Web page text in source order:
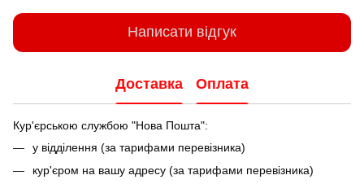
Написати відгук
Доставка Оплата
Кур'єрською службою "Нова Пошта":
у відділення (за тарифами перевізника)
кур'єром на вашу адресу (за тарифами перевізника)